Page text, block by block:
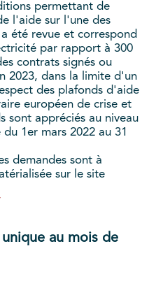
permettant de
l'aide sur l'une des
été revue et correspond
par rapport à 300
contrats signés ou
2023, dans la limite d'un
des plafonds d'aide
européen de crise et
sont appréciés au niveau
1er mars 2022 au 31
demandes sont à
sur le site
au mois de